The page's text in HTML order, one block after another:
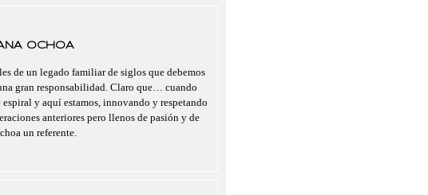
OCHOA
de un legado familiar de siglos que debemos
gran responsabilidad. Claro que… cuando
y aquí estamos, innovando y respetando
anteriores pero llenos de pasión y de
un referente.